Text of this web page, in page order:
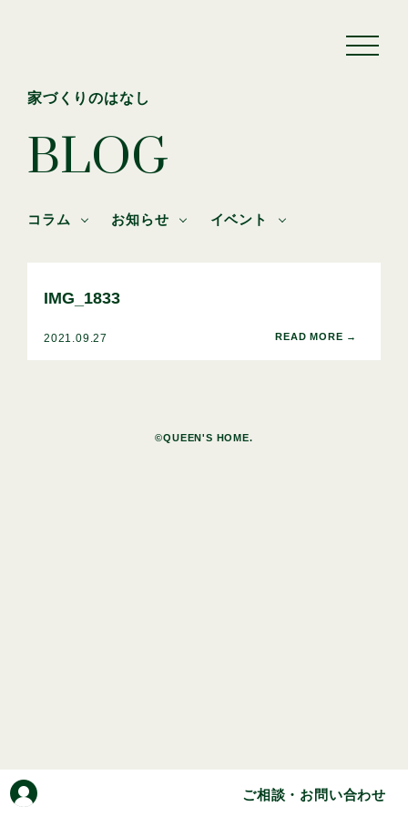
ご相談・お問い合わせ
家づくりのはなし
BLOG
コラム お知らせ イベント
IMG_1833
2021.09.27
©QUEEN'S HOME.